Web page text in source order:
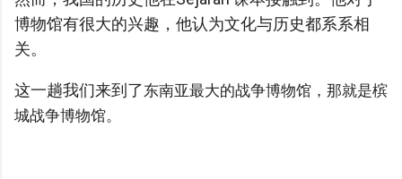
博物馆有很大的兴趣，他认为文化与历史都系系相
关。
这一趟我们来到了东南亚最大的战争博物馆，那就是槟
城战争博物馆。